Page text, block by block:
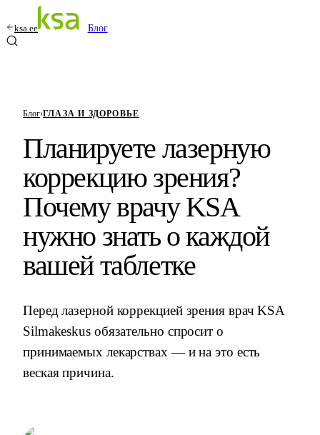
ksa.ee Блог
Блог›ГЛАЗА И ЗДОРОВЬЕ
Планируете лазерную
коррекцию зрения?
Почему врачу KSA
нужно знать о каждой
вашей таблетке
Перед лазерной коррекцией зрения врач KSA
Silmakeskus обязательно спросит о
принимаемых лекарствах — и на это есть
веская причина.